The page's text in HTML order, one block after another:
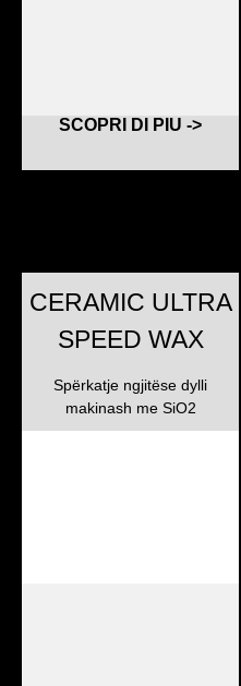
SCOPRI DI PIU ->
CERAMIC ULTRA
SPEED WAX
Spërkatje ngjitëse dylli
makinash me SiO2